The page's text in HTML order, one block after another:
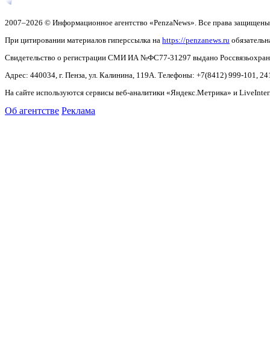
2007–2026 © Информационное агентство «PenzaNews». Все права
При цитировании материалов гиперссылка на https://penzanews.ru
Свидетельство о регистрации СМИ ИА №ФС77-31297 выдано
Адрес: 440034, г. Пенза, ул. Калинина, 119А. Телефоны: +7(8412) 999-101,
На сайте используются сервисы веб-аналитики «Яндекс.Метрика» и
Об агентстве Реклама